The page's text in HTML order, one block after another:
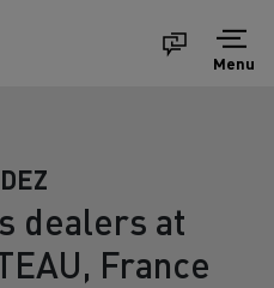
Menu
dealers at
France